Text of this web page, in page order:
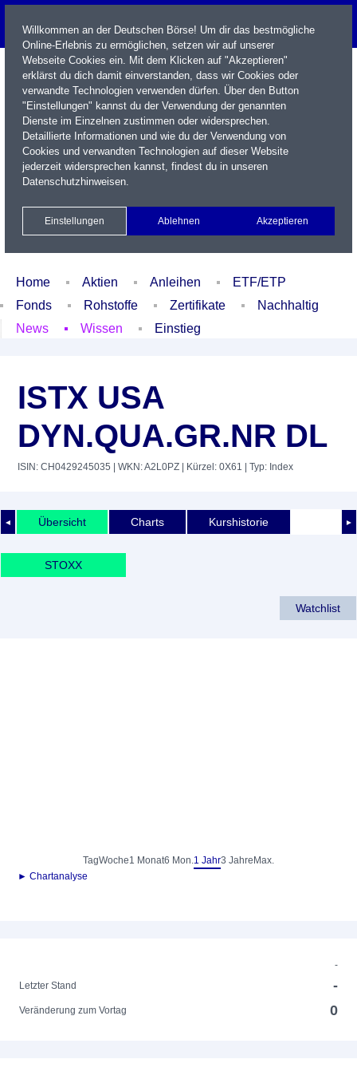
Name / WKN / ISIN / Kürzel
Xetra Realtime
Watchlist Portfolio Login
Home Aktien Anleihen
ETF/ETP
Fonds
Rohstoffe Zertifikate
Nachhaltig
News
Wissen Einstieg
ISTX USA
DYN.QUA.GR.NR DL
ISIN: CH0429245035 | WKN: A2L0PZ | Kürzel: 0X61 | Typ: Index
◄ ►
Übersicht Charts Kurshistorie
STOXX
Watchlist
TagWoche1 Monat6 Mon.1 Jahr3 Jahre Max.
► Chartanalyse
-
Letzter Stand
-
Veränderung zum Vortag 0
Willkommen an der Deutschen Börse! Um dir das bestmögliche
Online-Erlebnis zu ermöglichen, setzen wir auf unserer
Webseite Cookies ein. Mit dem Klicken auf "Akzeptieren"
erklärst du dich damit einverstanden, dass wir Cookies oder
verwandte Technologien verwenden dürfen. Über den Button
"Einstellungen" kannst du der Verwendung der genannten
Dienste im Einzelnen zustimmen oder widersprechen.
Detaillierte Informationen und wie du der Verwendung von
Cookies und verwandten Technologien auf dieser Website
jederzeit widersprechen kannst, findest du in unseren
Datenschutzhinweisen.
Einstellungen Ablehnen Akzeptieren